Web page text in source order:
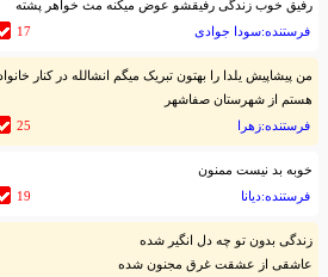
رفیق خوب زندگی رفیقشو عوض میکنه مث خواهر پشته
فرستنده:سودا جوادی
17
من پیشاپیش یلدا را بهتون تبریک میگم انشالله در کنار
هستم از شهرستان صفاشهر
فرستنده:زهرا
25
خوبه بد نیست ممنون
فرستنده:دیانا
19
زندگی بدون تو چه دل انگیر شده
عاشقی از عشقت غرق مجنون شده